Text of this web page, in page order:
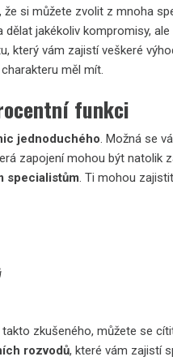
že si můžete zvolit z mnoha
jakékoliv kompromisy,
který vám zajistí veškeré
měl mít.
funkci
jednoduchého. Možná se
zapojení mohou být natolik
specialistům. Ti mohou
zkušeného, můžete se
rozvodů, které vám zajistí